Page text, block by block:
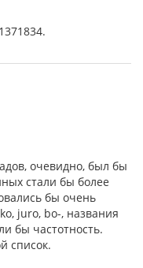
очевидно, был бы
стали бы более
бы очень
juro, bo-, названия
бы частотность.
список.